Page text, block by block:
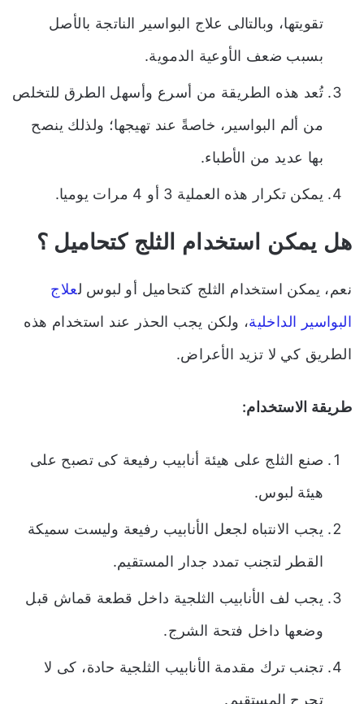
تقويتها، وبالتالى علاج البواسير الناتجة بالأصل
بسبب ضعف الأوعية الدموية.
تُعد هذه الطريقة من أسرع وأسهل الطرق للتخلص
من ألم البواسير، خاصةً عند تهيجها؛ ولذلك ينصح
بها عديد من الأطباء.
يمكن تكرار هذه العملية 3 أو 4 مرات يوميا.
هل يمكن استخدام الثلج كتحاميل ؟
نعم، يمكن استخدام الثلج كتحاميل أو لبوس لعلاج
البواسير الداخلية، ولكن يجب الحذر عند استخدام هذه
الطريق كي لا تزيد الأعراض.
طريقة الاستخدام:
صنع الثلج على هيئة أنابيب رفيعة كى تصبح على
هيئة لبوس.
يجب الانتباه لجعل الأنابيب رفيعة وليست سميكة
القطر لتجنب تمدد جدار المستقيم.
يجب لف الأنابيب الثلجية داخل قطعة قماش قبل
وضعها داخل فتحة الشرج.
تجنب ترك مقدمة الأنابيب الثلجية حادة، كى لا
تجرح المستقيم.